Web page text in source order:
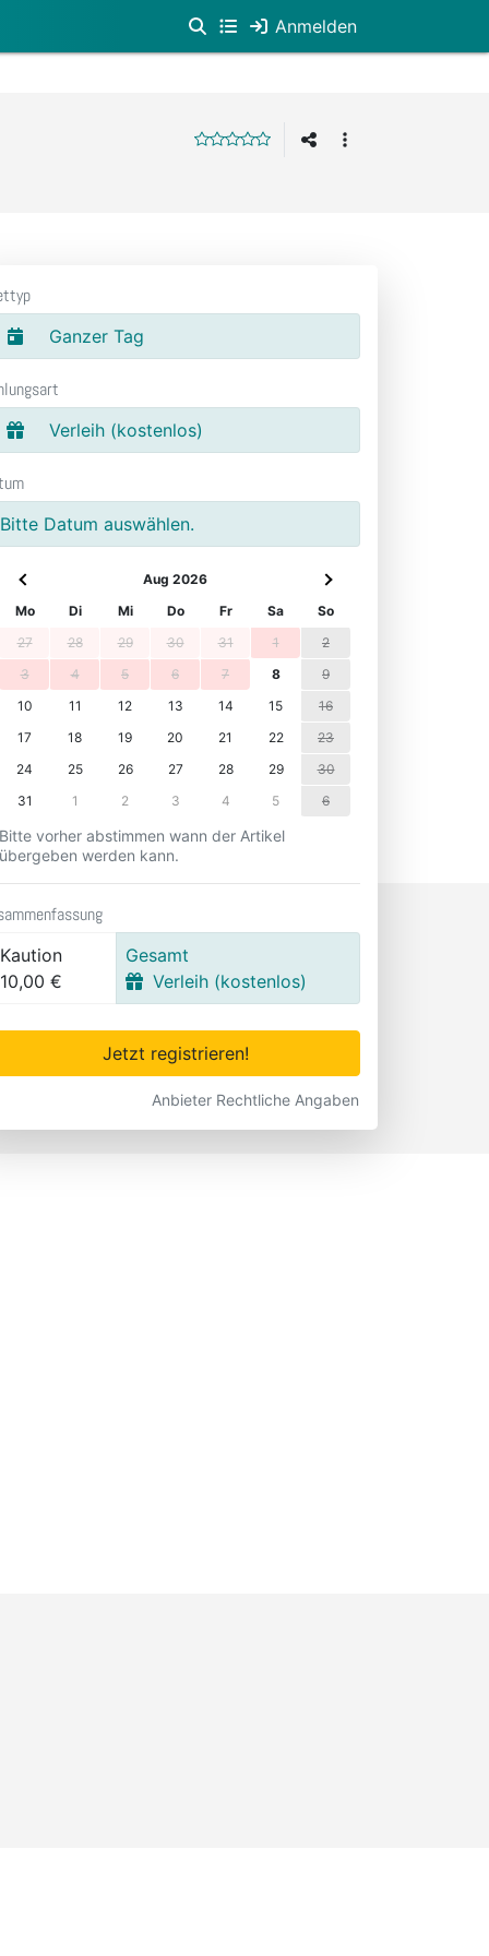
Anmelden
Ganzer Tag
Verleih (kostenlos)
Bitte Datum auswählen.
Aug 2026
Mo
Di Mi Do Fr Sa
So
27
28 29 30 31 1
2
3
4 5 6 7 8
9
10
11 12 13 14 15
16
17
18 19 20 21 22
23
24
25 26 27 28 29
30
31
1 2 3 4 5 6
Bitte vorher abstimmen wann der Artikel
übergeben werden kann.
Kaution
10,00 €
Gesamt
Verleih (kostenlos)
Jetzt registrieren!
Anbieter Rechtliche Angaben